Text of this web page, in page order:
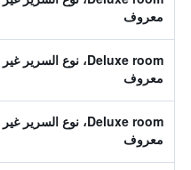
معروف
Deluxe room، نوع السرير غير
معروف
Deluxe room، نوع السرير غير
معروف